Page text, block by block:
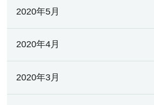
2020年5月
2020年4月
2020年3月